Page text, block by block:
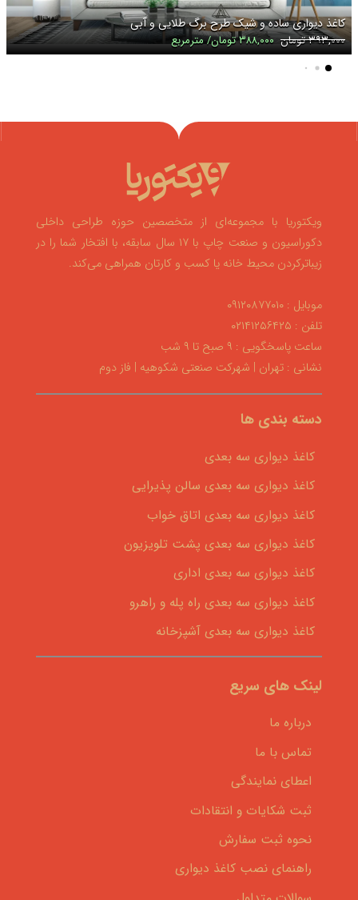
کاغذ دیواری ساده و شیک طرح برگ طلایی و آبی
۳۹۳,۰۰۰ تومان ۳۸۸,۰۰۰ تومان/ مترمربع
ویکتوریا با مجموعه‌ای از متخصصین حوزه طراحی داخلی
دکوراسیون و صنعت چاپ با ۱۷ سال سابقه، با افتخار شما را در
زیباترکردن محیط خانه یا کسب و کارتان همراهی می‌کند.
موبایل : ۰۹۱۲۰۸۷۷۰۱۰
تلفن : ۰۲۱۴۱۲۵۶۴۲۵
ساعت پاسخگویی : ۹ صبح تا ۹ شب
نشانی : تهران | شهرکت صنعتی شکوهیه | فاز دوم
دسته بندی ها
کاغذ دیواری سه بعدی
کاغذ دیواری سه بعدی سالن پذیرایی
کاغذ دیواری سه بعدی اتاق خواب
کاغذ دیواری سه بعدی پشت تلویزیون
کاغذ دیواری سه بعدی اداری
کاغذ دیواری سه بعدی راه پله و راهرو
کاغذ دیواری سه بعدی آشپزخانه
لینک های سریع
درباره ما
تماس با ما
اعطای نمایندگی
ثبت شکایات و انتقادات
نحوه ثبت سفارش
راهنمای نصب کاغذ دیواری